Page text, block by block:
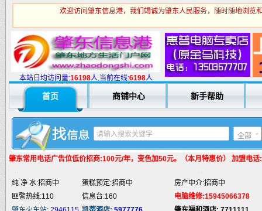
欢迎访问肇东信息港，我们竭诚为肇东人民服务，随时随地浏览
本站日均访问量:16198人,当前在线:6198人
首页 商铺中心 新手帮助
全部
肇东常用电话广告位低价招商:100元/年，变色加50元。（本月特惠价） 加盟电
火警热线:119 急救 中心:120
电业局：95598 7714063
市内电话查询：114
第一医院：120 7714075
人民医院: 7713311
疾控中心:
自来水公司:7791568
机票预订:0455-6987567
职业介绍:招商中
汽车抢修:招商中
通地漏:0455-5980332
婚姻介绍:招商中
液 化 气:招商中
电脑培训:15945066378
婚庆庆典:招商中
快递服务:招商中
专业刷墙:15945980325